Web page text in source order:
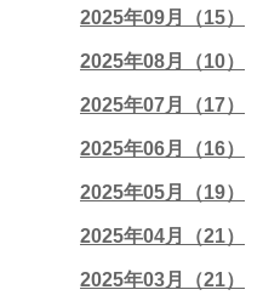
2025年09月（15）
2025年08月（10）
2025年07月（17）
2025年06月（16）
2025年05月（19）
2025年04月（21）
2025年03月（21）